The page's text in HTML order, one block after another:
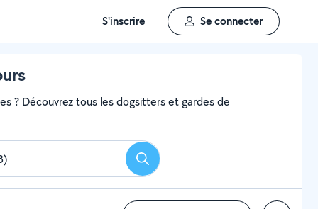
S'inscrire Se connecter
? Découvrez tous les dogsitters et gardes de
Rechercher